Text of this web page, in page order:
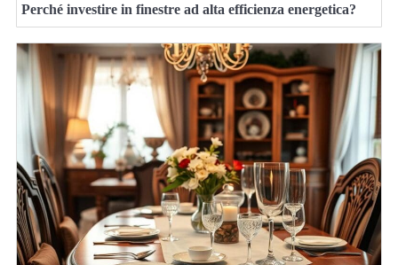
Perché investire in finestre ad alta efficienza energetica?